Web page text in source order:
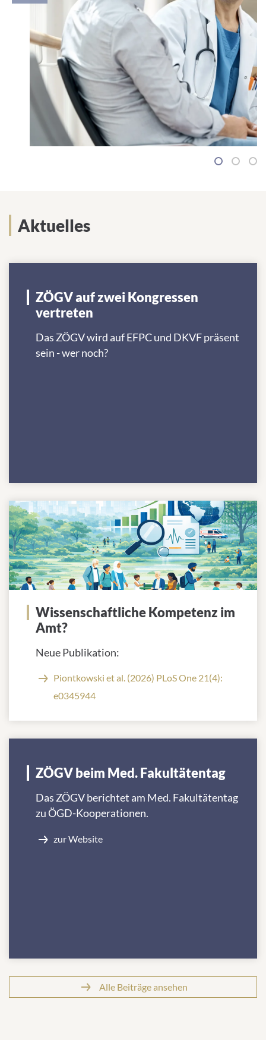
1 2 3
Aktuelles
ZÖGV auf zwei Kongressen
vertreten
Das ZÖGV wird auf EFPC und DKVF präsent
sein - wer noch?
Wissenschaftliche Kompetenz im
Amt?
Neue Publikation:
Piontkowski et al. (2026) PLoS One 21(4):
e0345944
ZÖGV beim Med. Fakultätentag
Das ZÖGV berichtet am Med. Fakultätentag
zu ÖGD-Kooperationen.
zur Website
Alle Beiträge ansehen